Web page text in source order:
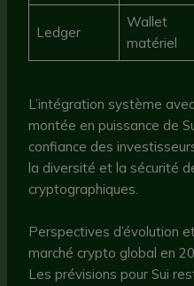
Ledger
Wallet
matériel
L’intégration système
montée en puissance de
confiance des
la diversité et la sécurité
cryptographiques.
Perspectives d’évolution
marché crypto global en
Les prévisions pour Sui